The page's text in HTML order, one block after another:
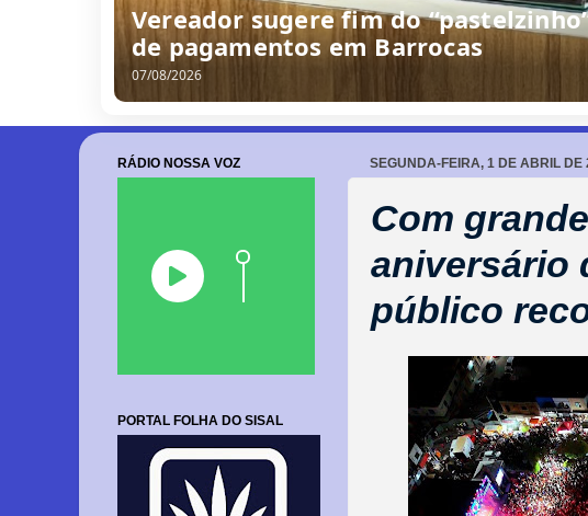
Na Câmara Municipal, Sinésio
reconhece falhas: “Não estamos
07/08/2026
SEGUNDA-FEIRA, 1 DE ABRIL DE
Com
aniversário
público
RÁDIO NOSSA VOZ
PORTAL FOLHA DO SISAL